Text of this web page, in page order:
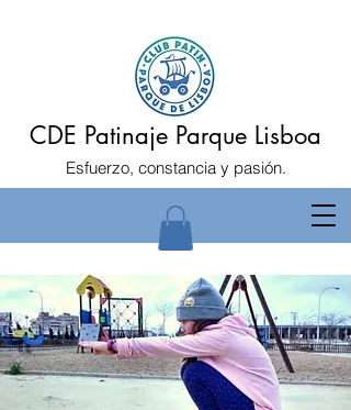
CDE Patinaje Parque Lisboa
Esfuerzo, constancia y pasión.